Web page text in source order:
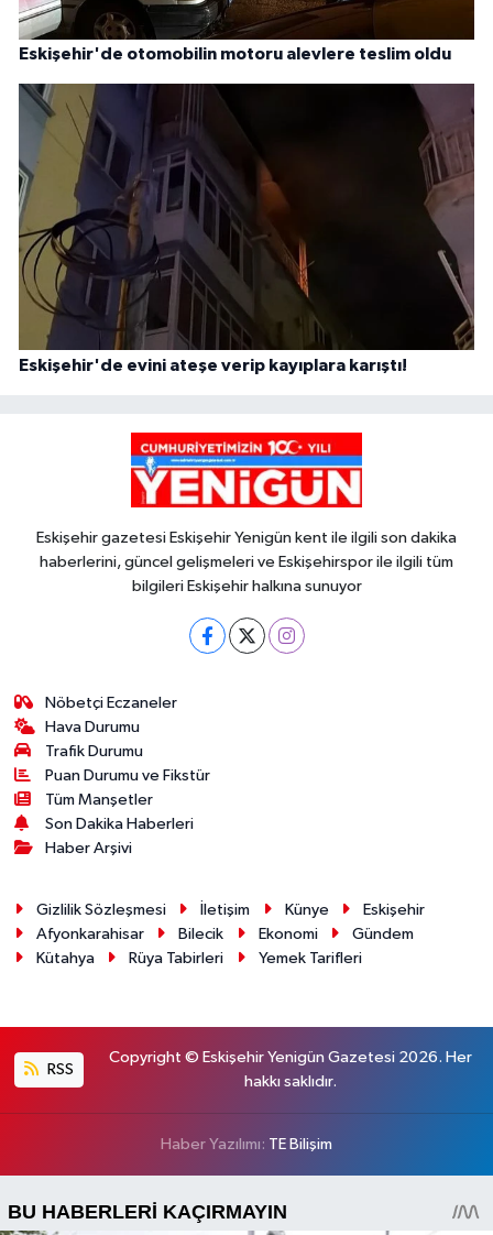
Eskişehir'de otomobilin motoru alevlere teslim oldu
Eskişehir'de evini ateşe verip kayıplara karıştı!
Eskişehir gazetesi Eskişehir Yenigün kent ile ilgili son dakika
haberlerini, güncel gelişmeleri ve Eskişehirspor ile ilgili tüm
bilgileri Eskişehir halkına sunuyor
Nöbetçi Eczaneler
Hava Durumu
Trafik Durumu
Puan Durumu ve Fikstür
Tüm Manşetler
Son Dakika Haberleri
Haber Arşivi
Gizlilik Sözleşmesi İletişim Künye
Eskişehir
Afyonkarahisar
Bilecik Ekonomi
Gündem
Kütahya
Rüya Tabirleri Yemek Tarifleri
RSS
Copyright © Eskişehir Yenigün Gazetesi 2026. Her
hakkı saklıdır.
Haber Yazılımı: TE Bilişim